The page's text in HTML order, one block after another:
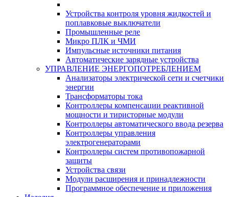
Устройства контроля уровня жидкостей и
поплавковые выключатели
Промышленные реле
Микро ПЛК и ЧМИ
Импульсные источники питания
Автоматические зарядные устройства
УПРАВЛЕНИЕ ЭНЕРГОПОТРЕБЛЕНИЕМ
Анализаторы электрической сети и счетчики
энергии
Трансформаторы тока
Контроллеры компенсации реактивной
мощности и тиристорные модули
Контроллеры автоматического ввода резерва
Контроллеры управления
электрогенераторами
Контроллеры систем противопожарной
защиты
Устройства связи
Модули расширения и принадлежности
Программное обеспечение и приложения